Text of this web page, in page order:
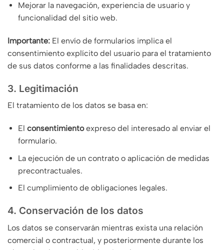
Mejorar la navegación, experiencia de usuario y
funcionalidad del sitio web.
Importante: El envío de formularios implica el
consentimiento explícito del usuario para el tratamiento
de sus datos conforme a las finalidades descritas.
3. Legitimación
El tratamiento de los datos se basa en:
El consentimientoexpreso del interesado al enviar el
formulario.
La ejecución de un contrato o aplicación de medidas
precontractuales.
El cumplimiento de obligaciones legales.
4. Conservación de los datos
Los datos se conservarán mientras exista una relación
comercial o contractual, y posteriormente durante los